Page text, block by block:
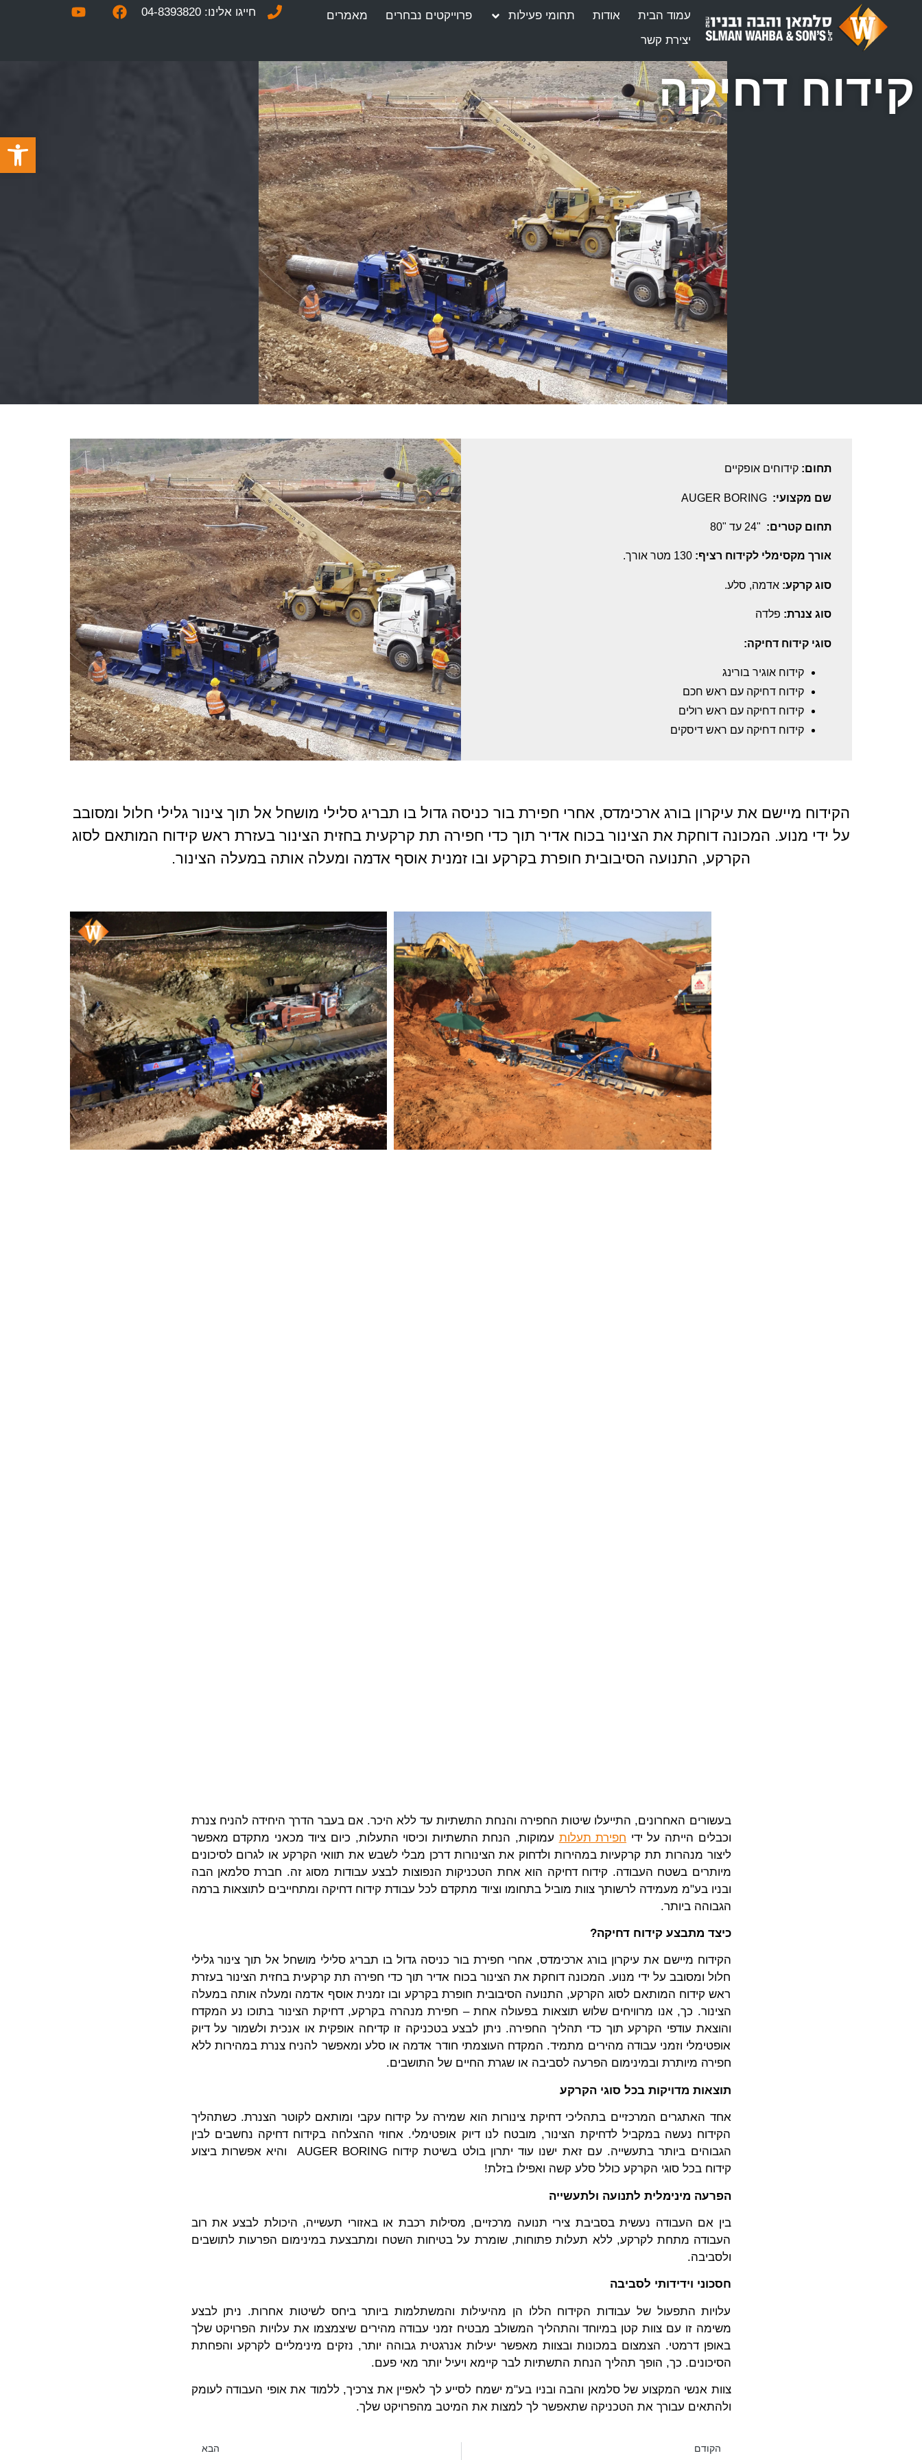
פתח
עמוד הבית אודות תחומי פעילות פרוייקטים נבחרים
מאמרים
יצירת קשר
חייגו אלינו: 04-8393820
קידוח דחיקה
תחום: קידוחים אופקיים
שם מקצועי:
תחום קטרים: "24 עד "80
אורך מקסימלי לקידוח רציף:
סוג קרקע: אדמה, סלע.
סוג צנרת: פלדה
סוגי קידוח דחיקה:
קידוח אוגיר בורינג
קידוח דחיקה עם ראש חכם
קידוח דחיקה עם ראש רולים
קידוח דחיקה עם ראש דיסקים
הקידוח מיישם את עיקרון בורג ארכימדס, אחרי חפירת בור כניסה גדול בו תבריג סלילי מושחל אל תוך צינור גלילי חלול ומסובב
על ידי מנוע. המכונה דוחקת את הצינור בכוח אדיר תוך כדי חפירה תת קרקעית בחזית הצינור בעזרת ראש קידוח המותאם לסוג
הקרקע, התנועה הסיבובית חופרת בקרקע ובו זמנית אוסף אדמה ומעלה אותה במעלה הצינור.
בעשורים האחרונים, התייעלו שיטות החפירה והנחת התשתיות עד ללא היכר. אם בעבר הדרך היחידה להניח צנרת
וכבלים הייתה על ידי חפירת תעלות עמוקות, הנחת התשתיות וכיסוי התעלות, כיום ציוד מכאני מתקדם מאפשר
ליצור מנהרות תת קרקעיות במהירות ולדחוק את הצינורות דרכן מבלי לשבש את תוואי הקרקע או לגרום לסיכונים
מיותרים בשטח העבודה. קידוח דחיקה הוא אחת הטכניקות הנפוצות לבצע עבודות מסוג זה. חברת סלמאן הבה
ובניו בע"מ מעמידה לרשותך צוות מוביל בתחומו וציוד מתקדם לכל עבודת קידוח דחיקה ומתחייבים לתוצאות ברמה
הגבוהה ביותר.
כיצד מתבצע קידוח דחיקה?
הקידוח מיישם את עיקרון בורג ארכימדס, אחרי חפירת בור כניסה גדול בו תבריג סלילי מושחל אל תוך צינור גלילי
חלול ומסובב על ידי מנוע. המכונה דוחקת את הצינור בכוח אדיר תוך כדי חפירה תת קרקעית בחזית הצינור בעזרת
ראש קידוח המותאם לסוג הקרקע, התנועה הסיבובית חופרת בקרקע ובו זמנית אוסף אדמה ומעלה אותה במעלה
הצינור. כך, אנו מרוויחים שלוש תוצאות בפעולה אחת – חפירת מנהרה בקרקע, דחיקת הצינור בתוכו נע המקדח
והוצאת עודפי הקרקע תוך כדי תהליך החפירה. ניתן לבצע בטכניקה זו קדיחה אופקית או אנכית ולשמור על דיוק
אופטימלי וזמני עבודה מהירים מתמיד. המקדח העוצמתי חודר אדמה או סלע ומאפשר להניח צנרת במהירות ללא
חפירה מיותרת ובמינימום הפרעה לסביבה או שגרת החיים של התושבים.
תוצאות מדויקות בכל סוגי הקרקע
אחד האתגרים המרכזיים בתהליכי דחיקת צינורות הוא שמירה על קידוח עקבי ומותאם לקוטר הצנרת. כשתהליך
הקידוח נעשה במקביל לדחיקת הצינור, מובטח לנו דיוק אופטימלי. אחוזי ההצלחה בקידוח דחיקה נחשבים לבין
הגבוהים ביותר בתעשייה. עם זאת ישנו עוד יתרון בולט בשיטת קידוח AUGER BORING והיא אפשרות ביצוע
קידוח בכל סוגי הקרקע כולל סלע קשה ואפילו בזלת!
הפרעה מינימלית לתנועה ולתעשייה
בין אם העבודה נעשית בסביבת צירי תנועה מרכזיים, מסילות רכבת או באזורי תעשייה, היכולת לבצע את רוב
העבודה מתחת לקרקע, ללא תעלות פתוחות, שומרת על בטיחות השטח ומתבצעת במינימום הפרעות לתושבים
ולסביבה.
חסכוני וידידותי לסביבה
עלויות התפעול של עבודות הקידוח הללו הן מהיעילות והמשתלמות ביותר ביחס לשיטות אחרות. ניתן לבצע
משימה זו עם צוות קטן במיוחד והתהליך המשולב מבטיח זמני עבודה מהירים שיצמצמו את עלויות הפרויקט שלך
באופן דרמטי. הצמצום במכונות ובצוות מאפשר יעילות אנרגטית גבוהה יותר, נזקים מינימליים לקרקע והפחתת
הסיכונים. כך, הופך תהליך הנחת התשתיות לבר קיימא ויעיל יותר מאי פעם.
צוות אנשי המקצוע של סלמאן והבה ובניו בע"מ ישמח לסייע לך לאפיין את צרכיך, ללמוד את אופי העבודה לעומק
ולהתאים עבורך את הטכניקה שתאפשר לך למצות את המיטב מהפרויקט שלך.
הקודם הבא